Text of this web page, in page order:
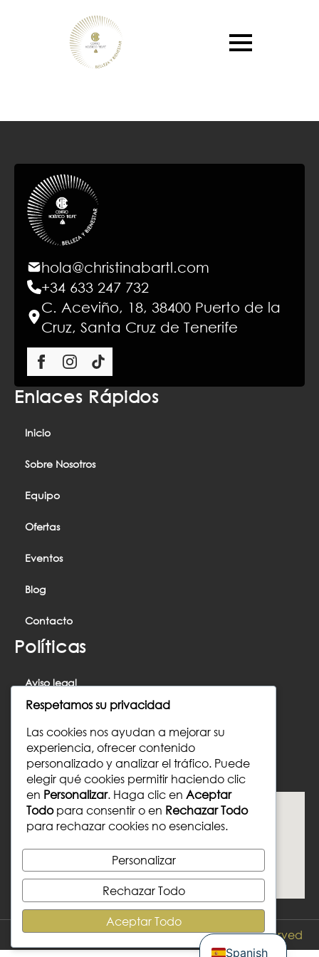
hola@christinabartl.com
+34 633 247 732
C. Aceviño, 18, 38400 Puerto de la
Cruz, Santa Cruz de Tenerife
Enlaces Rápidos
Inicio
Sobre Nosotros
Equipo
Ofertas
Eventos
Blog
Contacto
Políticas
Aviso legal
Política de cookies
Política de privacidad
Donde Nos Ubicamos
© 2026 Copyright Christina Bartl | All Rights Reserved
Respetamos su privacidad
Las cookies nos ayudan a mejorar su
experiencia, ofrecer contenido
personalizado y analizar el tráfico. Puede
elegir qué cookies permitir haciendo clic
en Personalizar. Haga clic en Aceptar
Todopara consentir o en Rechazar Todo
para rechazar cookies no esenciales.
Personalizar
Rechazar Todo
Aceptar Todo
Spanish
German